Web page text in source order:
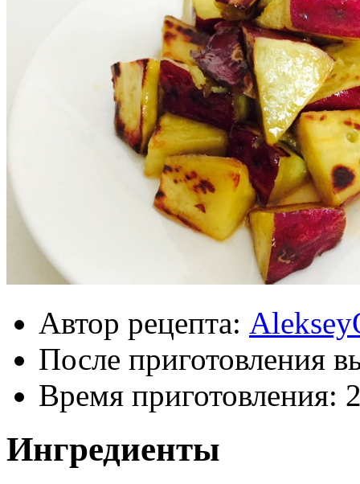
Автор рецепта:
После приготовления
Время приготовления:
Ингредиенты